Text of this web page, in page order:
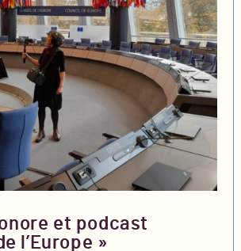
et podcast
l’Europe »